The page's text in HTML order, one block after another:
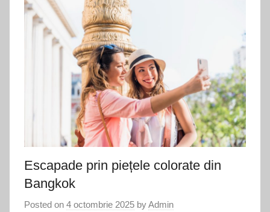
Escapade prin piețele colorate din
Bangkok
Posted on 4 octombrie 2025 byAdmin